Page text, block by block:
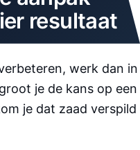
resultaat
werk dan in
je de kans op een
je dat zaad verspild